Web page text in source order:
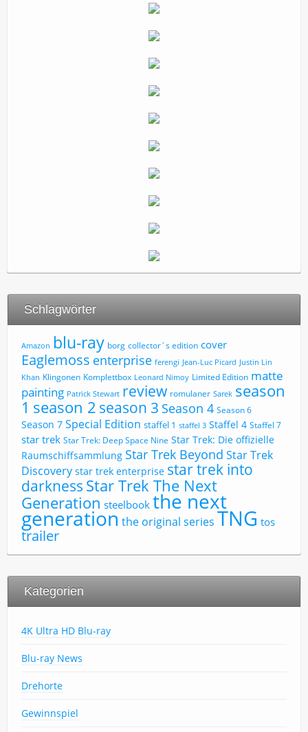
Schlagwörter
Amazon blu-ray borg collector´s edition cover
Eaglemoss enterprise ferengi Jean-Luc Picard Justin Lin
Khan Klingonen Komplettbox Leonard Nimoy Limited Edition matte
painting Patrick Stewart review romulaner Sarek season
1 season 2 season 3 Season 4 Season 6
Season 7 Special Edition staffel 1 staffel 3 Staffel 4 Staffel 7
star trek Star Trek: Deep Space Nine Star Trek: Die offizielle
Raumschiffsammlung Star Trek Beyond Star Trek
Discovery star trek enterprise star trek into
darkness Star Trek The Next
Generation steelbook the next
generation the original series TNG tos
trailer
Kategorien
4K Ultra HD Blu-ray
Blu-ray News
Drehorte
Gewinnspiel